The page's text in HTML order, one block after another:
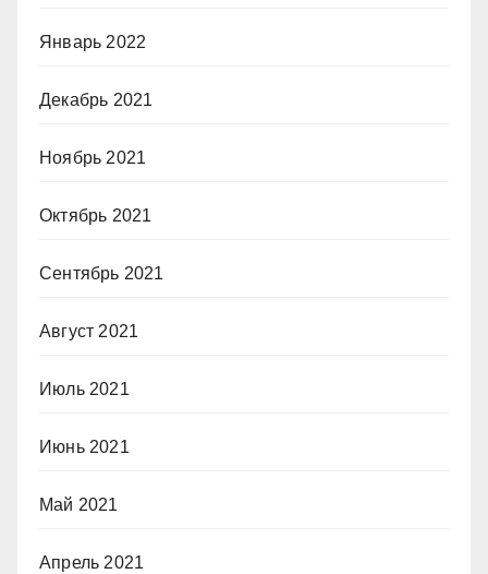
Январь 2022
Декабрь 2021
Ноябрь 2021
Октябрь 2021
Сентябрь 2021
Август 2021
Июль 2021
Июнь 2021
Май 2021
Апрель 2021